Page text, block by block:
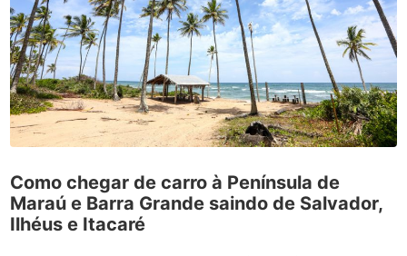
Como chegar de carro à Península de
Maraú e Barra Grande saindo de Salvador,
Ilhéus e Itacaré